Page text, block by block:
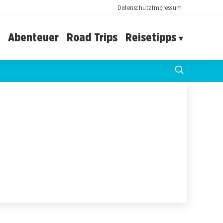
DatenschutzImpressum
Abenteuer Road Trips Reisetipps